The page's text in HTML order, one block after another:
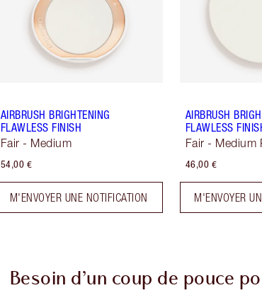
AIRBRUSH BRIGHTENING
FLAWLESS FINISH
Fair - Medium
54,00 €
M'ENVOYER UNE NOTIFICATION
AIRBRUSH
FLAWLESS
Fair - Medium
46,00 €
M'ENVOYER
Besoin d’un coup de pouce